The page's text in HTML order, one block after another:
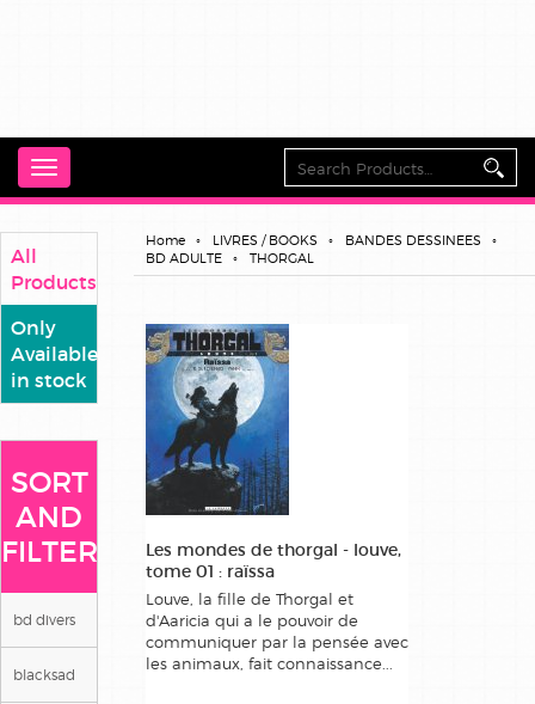
Toggle
navigation
All
Products
Only
Available
in stock
SORT
AND
FILTER
bd divers
blacksad
Home LIVRES / BOOKS
BANDES DESSINEES
BD ADULTE
THORGAL
Les mondes de thorgal - louve,
tome 01 : raïssa
Louve, la fille de Thorgal et
d'Aaricia qui a le pouvoir de
communiquer par la pensée avec
les animaux, fait connaissance...